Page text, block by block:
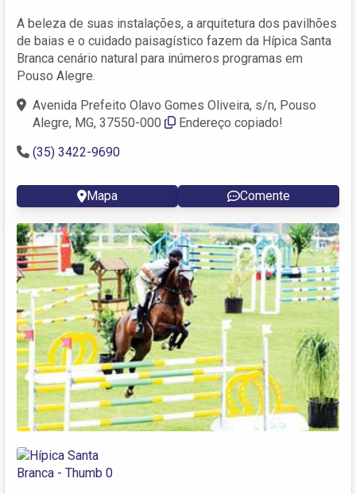
A beleza de suas instalações, a arquitetura dos pavilhões
de baias e o cuidado paisagístico fazem da Hípica Santa
Branca cenário natural para inúmeros programas em
Pouso Alegre.
Avenida Prefeito Olavo Gomes Oliveira, s/n, Pouso
Alegre, MG, 37550-000
Endereço copiado!
(35) 3422-9690
Mapa Comente